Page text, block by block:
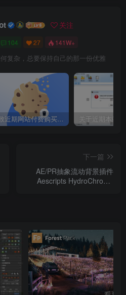
关注
104 27 141W+
复杂，总要保持自己的那一份优雅
致近期网站付费购买资源及会员用户后，网页显示依然没有购买解决方法！
下一篇
AE/PR抽象流动背景插件
Aescripts HydroChrome